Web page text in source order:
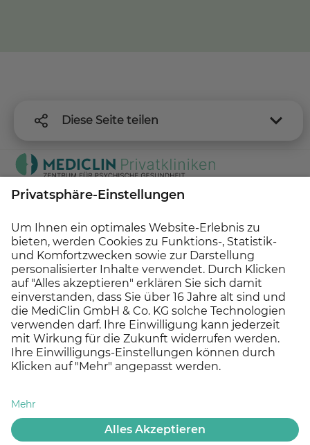
Diese Seite teilen
Anfahrt
Alte Wolterdingerstr. 80
78166 Donaueschingen
Deutschland
Auf Karte zeigen
Kontakt
Tel.:0771 851700
MEDICLIN Unternehmenswebsite
Datenschutz